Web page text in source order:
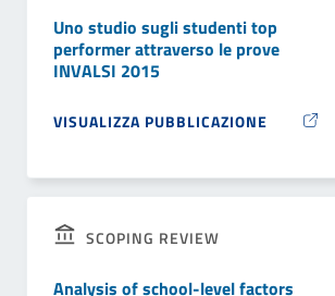
Uno studio sugli studenti top
performer attraverso le prove
INVALSI 2015
VISUALIZZA PUBBLICAZIONE
SCOPING REVIEW
Analysis of school-level factors